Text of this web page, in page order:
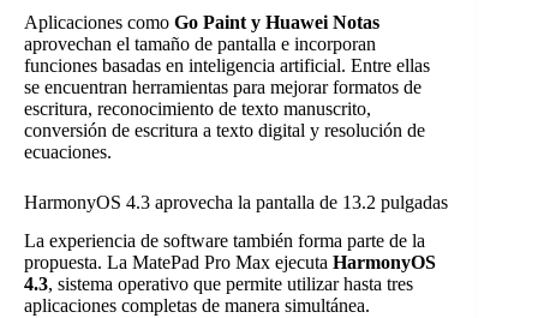
Aplicaciones como Go Paint y Huawei Notas
aprovechan el tamaño de pantalla e incorporan
funciones basadas en inteligencia artificial. Entre ellas
se encuentran herramientas para mejorar formatos de
escritura, reconocimiento de texto manuscrito,
conversión de escritura a texto digital y resolución de
ecuaciones.
HarmonyOS 4.3 aprovecha la pantalla de 13.2 pulgadas
La experiencia de software también forma parte de la
propuesta. La MatePad Pro Max ejecuta HarmonyOS
4.3, sistema operativo que permite utilizar hasta tres
aplicaciones completas de manera simultánea.